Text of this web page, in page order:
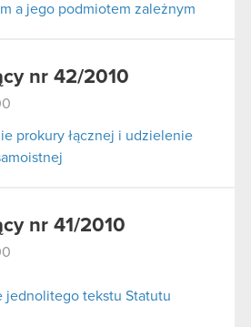
a jego podmiotem zależnym
nr 42/2010
prokury łącznej i udzielenie
nr 41/2010
jednolitego tekstu Statutu